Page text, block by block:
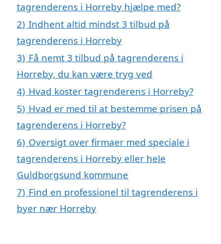
tagrenderens i Horreby hjælpe med?
2) Indhent altid mindst 3 tilbud på
tagrenderens i Horreby
3) Få nemt 3 tilbud på tagrenderens i
Horreby, du kan være tryg ved
4) Hvad koster tagrenderens i Horreby?
5) Hvad er med til at bestemme prisen på
tagrenderens i Horreby?
6) Oversigt over firmaer med speciale i
tagrenderens i Horreby eller hele
Guldborgsund kommune
7) Find en professionel til tagrenderens i
byer nær Horreby